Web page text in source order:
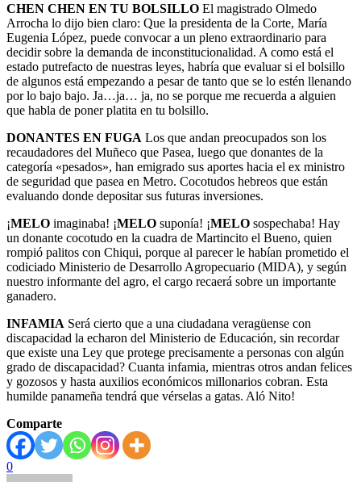
CHEN CHEN EN TU BOLSILLO El magistrado Olmedo
Arrocha lo dijo bien claro: Que la presidenta de la Corte, María
Eugenia López, puede convocar a un pleno extraordinario para
decidir sobre la demanda de inconstitucionalidad. A como está el
estado putrefacto de nuestras leyes, habría que evaluar si el bolsillo
de algunos está empezando a pesar de tanto que se lo estén llenando
por lo bajo bajo. Ja…ja… ja, no se porque me recuerda a alguien
que habla de poner platita en tu bolsillo.
DONANTES EN FUGA Los que andan preocupados son los
recaudadores del Muñeco que Pasea, luego que donantes de la
categoría «pesados», han emigrado sus aportes hacia el ex ministro
de seguridad que pasea en Metro. Cocotudos hebreos que están
evaluando donde depositar sus futuras inversiones.
¡MELO imaginaba! ¡MELO suponía! ¡MELO sospechaba! Hay
un donante cocotudo en la cuadra de Martincito el Bueno, quien
rompió palitos con Chiqui, porque al parecer le habían prometido el
codiciado Ministerio de Desarrollo Agropecuario (MIDA), y según
nuestro informante del agro, el cargo recaerá sobre un importante
ganadero.
INFAMIA Será cierto que a una ciudadana veragüense con
discapacidad la echaron del Ministerio de Educación, sin recordar
que existe una Ley que protege precisamente a personas con algún
grado de discapacidad? Cuanta infamia, mientras otros andan felices
y gozosos y hasta auxilios económicos millonarios cobran. Esta
humilde panameña tendrá que vérselas a gatas. Aló Nito!
Comparte
0